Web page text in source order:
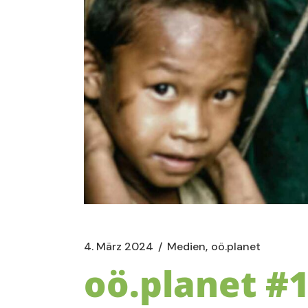
4. März 2024 Medien oö.planet
oö.planet